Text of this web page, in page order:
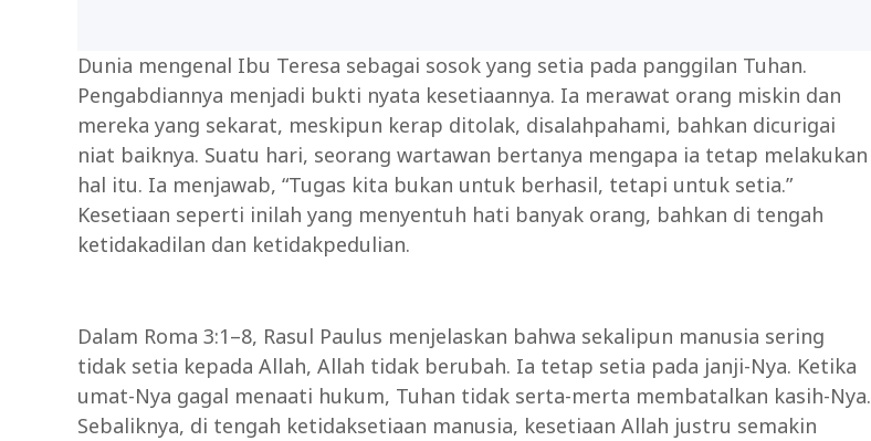
Dunia mengenal Ibu Teresa sebagai sosok yang setia pada panggilan Tuhan.
Pengabdiannya menjadi bukti nyata kesetiaannya. Ia merawat orang miskin dan
mereka yang sekarat, meskipun kerap ditolak, disalahpahami, bahkan dicurigai
niat baiknya. Suatu hari, seorang wartawan bertanya mengapa ia tetap melakukan
hal itu. Ia menjawab, “Tugas kita bukan untuk berhasil, tetapi untuk setia.”
Kesetiaan seperti inilah yang menyentuh hati banyak orang, bahkan di tengah
ketidakadilan dan ketidakpedulian.
Dalam Roma 3:1–8, Rasul Paulus menjelaskan bahwa sekalipun manusia sering
tidak setia kepada Allah, Allah tidak berubah. Ia tetap setia pada janji-Nya. Ketika
umat-Nya gagal menaati hukum, Tuhan tidak serta-merta membatalkan kasih-Nya.
Sebaliknya, di tengah ketidaksetiaan manusia, kesetiaan Allah justru semakin